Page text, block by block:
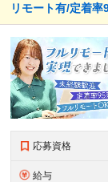
リモート有/定着率
応募資格
給与